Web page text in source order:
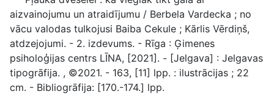
aizvainojumu un atraidījumu / Berbela Vardecka ; no
vācu valodas tulkojusi Baiba Cekule ; Kārlis Vērdiņš,
atdzejojumi. - 2. izdevums. - Rīga : Ģimenes
psiholoģijas centrs LĪNA, [2021]. - [Jelgava] : Jelgavas
tipogrāfija. , ©2021. - 163, [11] lpp. : ilustrācijas ; 22
cm. - Bibliogrāfija: [170.-174.] lpp.